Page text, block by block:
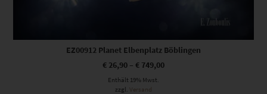
EZ00912 Planet Elbenplatz Böblingen
€ 26,90 – € 749,00
Enthält 19% Mwst.
zzgl.
Versand